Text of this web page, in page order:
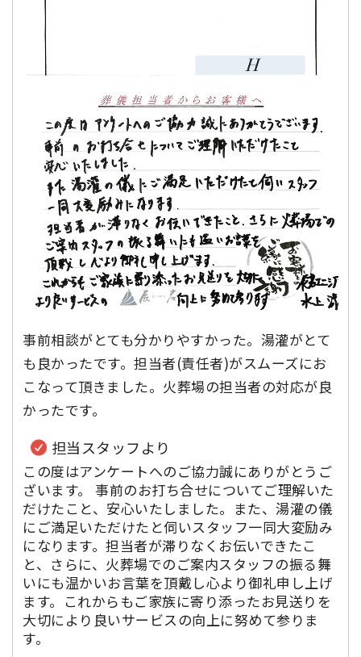
事前相談がとても分かりやすかった。湯灌がとて
も良かったです。担当者(責任者)がスムーズにお
こなって頂きました。火葬場の担当者の対応が良
かったです。
担当スタッフより
この度はアンケートへのご協力誠にありがとうご
ざいます。 事前のお打ち合せについてご理解いた
だけたこと、安心いたしました。また、湯灌の儀
にご満足いただけたと伺いスタッフ一同大変励み
になります。担当者が滞りなくお伝いできたこ
と、さらに、火葬場でのご案内スタッフの振る舞
いにも温かいお言葉を頂戴し心より御礼申し上げ
ます。これからもご家族に寄り添ったお見送りを
大切により良いサービスの向上に努めて参りま
す。